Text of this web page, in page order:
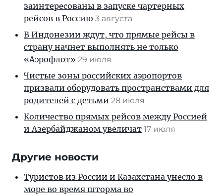
заинтересованы в запуске чартерных
рейсов в Россию 3 августа
В Индонезии ждут, что прямые рейсы в
страну начнет выполнять не только
«Аэрофлот» 29 июля
Чистые зоны российских аэропортов
призвали оборудовать пространствами для
родителей с детьми 28 июля
Количество прямых рейсов между Россией
и Азербайджаном увеличат 17 июля
Другие новости
Туристов из России и Казахстана унесло в
море во время шторма во